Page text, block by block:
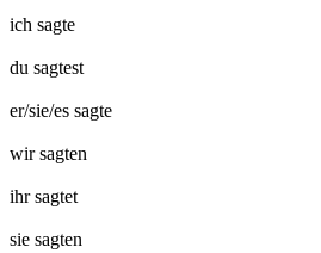
ich sagte
du sagtest
er/sie/es sagte
wirsagten
ihrsagtet
sie sagten